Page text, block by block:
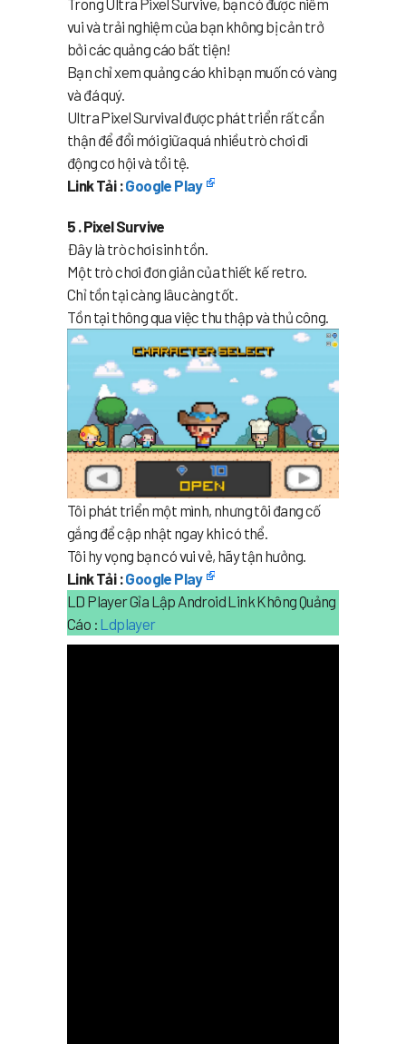
vui và trải nghiệm của bạn không bị cản trở
bởi các quảng cáo bất tiện!
Bạn chỉ xem quảng cáo khi bạn muốn có vàng
và đá quý.
Ultra Pixel Survival được phát triển rất cẩn
thận để đổi mới giữa quá nhiều trò chơi di
động cơ hội và tồi tệ.
Link Tải :Google Play
5 . Pixel Survive
Đây là trò chơi sinh tồn.
Một trò chơi đơn giản của thiết kế retro.
Chỉ tồn tại càng lâu càng tốt.
Tồn tại thông qua việc thu thập và thủ công.
Tôi phát triển một mình, nhưng tôi đang cố
gắng để cập nhật ngay khi có thể.
Tôi hy vọng bạn có vui vẻ, hãy tận hưởng.
Link Tải :Google Play
LD Player Gỉa Lập Android Link Không Quảng
Cáo : Ldplayer